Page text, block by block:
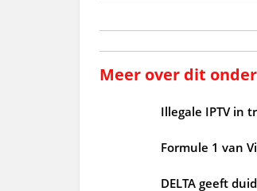
Meer over dit
Illegale IPTV in
Formule 1 van
DELTA geeft